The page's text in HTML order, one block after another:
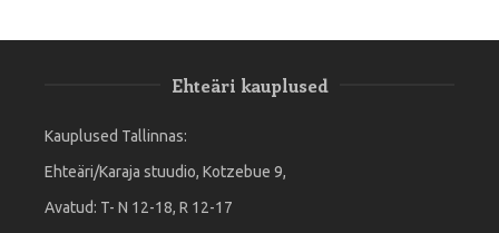
Ehteäri kauplused
Kauplused Tallinnas:
Ehteäri/Karaja stuudio, Kotzebue 9,
Avatud: T- N 12-18, R 12-17